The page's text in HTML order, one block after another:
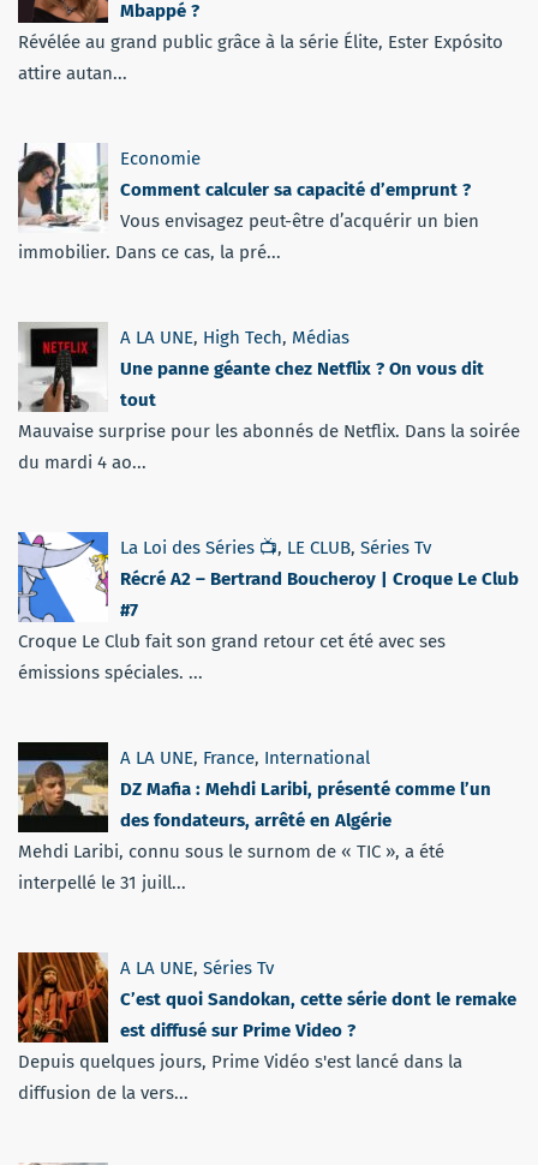
Mbappé ?
Révélée au grand public grâce à la série Élite, Ester Expósito
attire autan...
Economie
Comment calculer sa capacité d’emprunt ?
Vous envisagez peut-être d’acquérir un bien
immobilier. Dans ce cas, la pré...
A LA UNE, High Tech, Médias
Une panne géante chez Netflix ? On vous dit
tout
Mauvaise surprise pour les abonnés de Netflix. Dans la soirée
du mardi 4 ao...
La Loi des Séries 📺, LE CLUB, Séries Tv
Récré A2 – Bertrand Boucheroy | Croque Le Club
#7
Croque Le Club fait son grand retour cet été avec ses
émissions spéciales. ...
A LA UNE, France, International
DZ Mafia : Mehdi Laribi, présenté comme l’un
des fondateurs, arrêté en Algérie
Mehdi Laribi, connu sous le surnom de « TIC », a été
interpellé le 31 juill...
A LA UNE, Séries Tv
C’est quoi Sandokan, cette série dont le remake
est diffusé sur Prime Video ?
Depuis quelques jours, Prime Vidéo s'est lancé dans la
diffusion de la vers...